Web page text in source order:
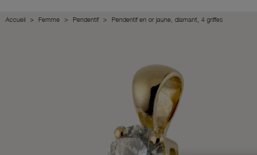
Accueil Femme Pendentif Pendentif en or jaune, diamant, 4 griffes